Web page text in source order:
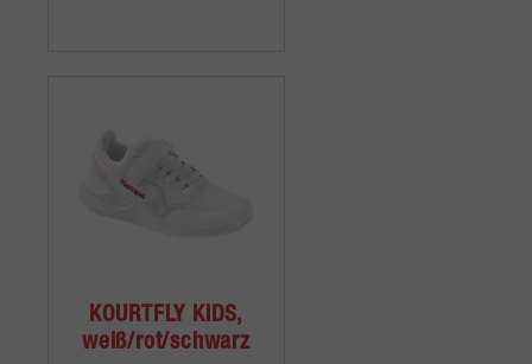
KOURTFLY KIDS,
weiß/rot/schwarz